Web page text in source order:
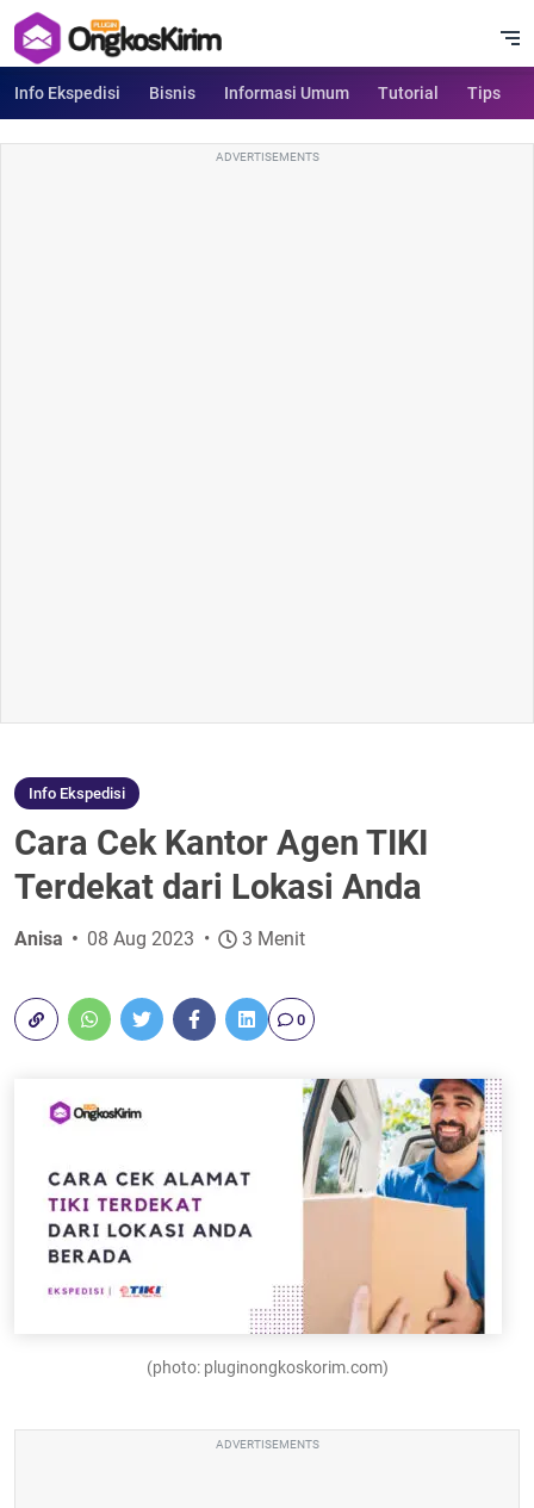
Info Ekspedisi Bisnis Informasi Umum Tutorial Tips
ADVERTISEMENTS
Info Ekspedisi
Cara Cek Kantor Agen TIKI
Terdekat dari Lokasi Anda
Anisa 08 Aug 2023 3 Menit
0
(photo: pluginongkoskorim.com)
ADVERTISEMENTS